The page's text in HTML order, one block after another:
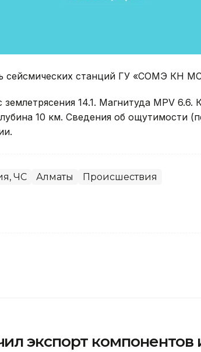
сейсмических станций ГУ «СОМЭ КН
землетрясения 14.1. Магнитуда MPV
10 км. Сведения об ощутимости
ЧС Алматы Происшествия
экспорт компонентов